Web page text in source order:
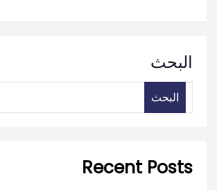
البحث
البحث
Recent Posts